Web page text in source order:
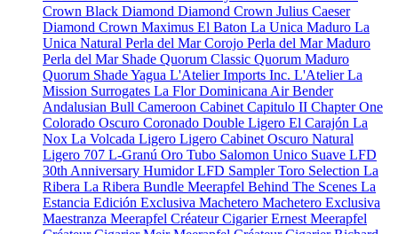
Crown Black Diamond Diamond Crown Julius Caeser
Diamond Crown Maximus El Baton La Unica Maduro La
Unica Natural Perla del Mar Corojo Perla del Mar Maduro
Perla del Mar Shade Quorum Classic Quorum Maduro
Quorum ShadeYagua L'Atelier Imports Inc. L'AtelierLa
Mission Surrogates La Flor Dominicana Air Bender
Andalusian Bull Cameroon Cabinet Capitulo II Chapter One
Colorado Oscuro Coronado Double Ligero El Carajón La
Nox La Volcada Ligero Ligero Cabinet Oscuro Natural
Ligero 707 L-Granú Oro Tubo Salomon Unico Suave LFD
30th Anniversary HumidorLFD Sampler Toro Selection La
Ribera La Ribera Bundle Meerapfel Behind The Scenes La
Estancia Edición Exclusiva Machetero Machetero Exclusiva
Maestranza Meerapfel Créateur Cigarier Ernest Meerapfel